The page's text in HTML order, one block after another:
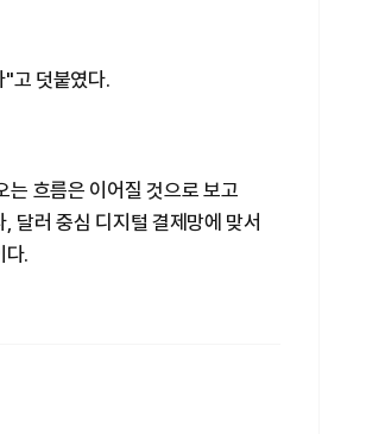
"고 덧붙였다.
는 흐름은 이어질 것으로 보고
달러 중심 디지털 결제망에 맞서
다.